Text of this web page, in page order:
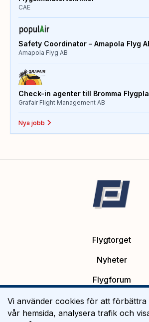
CAE
Safety Coordinator – Amapola Flyg
Amapola Flyg AB
Check-in agenter till Bromma
Grafair Flight Management AB
Nya jobb
Flygtorget
Nyheter
Flygforum
Platsannonser
Flygutbildning
Vi använder cookies för att förbättra
vår hemsida, analysera trafik och